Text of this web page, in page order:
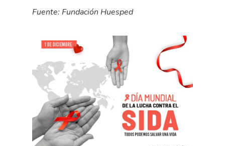
Fuente: Fundación Huesped